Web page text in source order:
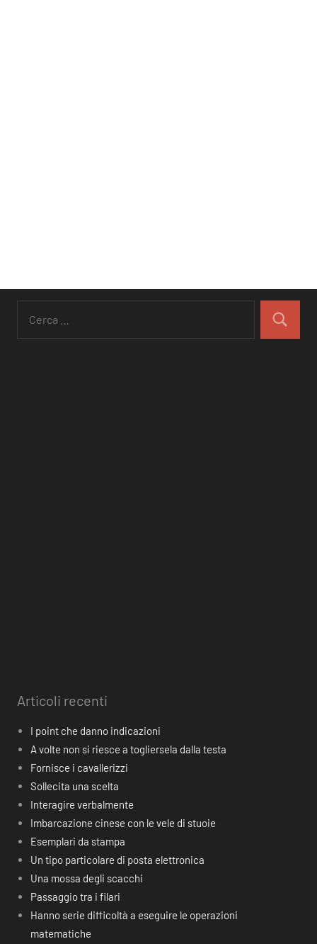
Articoli recenti
I point che danno indicazioni
A volte non si riesce a togliersela dalla testa
Fornisce i cavallerizzi
Sollecita una scelta
Interagire verbalmente
Imbarcazione cinese con le vele di stuoie
Esemplari da stampa
Un tipo particolare di posta elettronica
Una mossa degli scacchi
Passaggio tra i filari
Hanno serie difficoltà a eseguire le operazioni
matematiche